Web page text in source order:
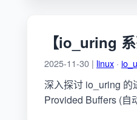
【io_uring
2025-11-30 | linux ·
深入探讨 io_uring 的
Provided Buffers (自